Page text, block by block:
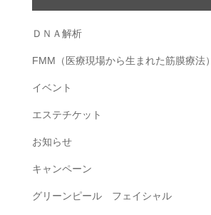
ＤＮＡ解析
FMM（医療現場から生まれた筋膜療法）
イベント
エステチケット
お知らせ
キャンペーン
グリーンピール フェイシャル